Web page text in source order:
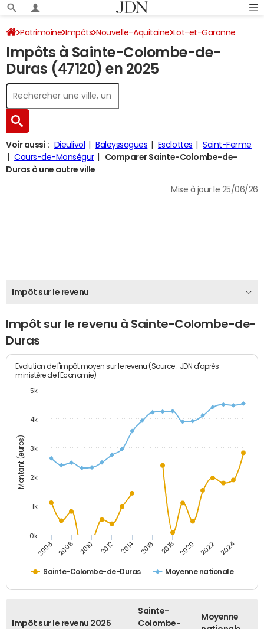
Patrimoine Impôts Nouvelle-Aquitaine Lot-et-Garonne
Sainte-Colombe-de-Duras Impôt sur le revenu
Impôts à Sainte-Colombe-de-
Duras (47120) en 2025
Voir aussi : Dieulivol Baleyssagues Esclottes
Saint-Ferme
Cours-de-Monségur
Comparer Sainte-Colombe-de-
Duras à une autre ville
Mise à jour le 25/06/26
Impôt sur le revenu
Impôt sur le revenu à Sainte-Colombe-de-
Duras
Montant (euros)
Evolution de l'impôt moyen sur le revenu (Source : JDN d'après
ministère de l'Economie)
Sainte-Colombe-de-Duras Moyenne nationale
2006 2008 2010 2012 2014 2016 2018 2020 2022 2024
0k
1k
2k
3k
4k
5k
Impôt sur le revenu 2025
Sainte-
Colombe-
Moyenne